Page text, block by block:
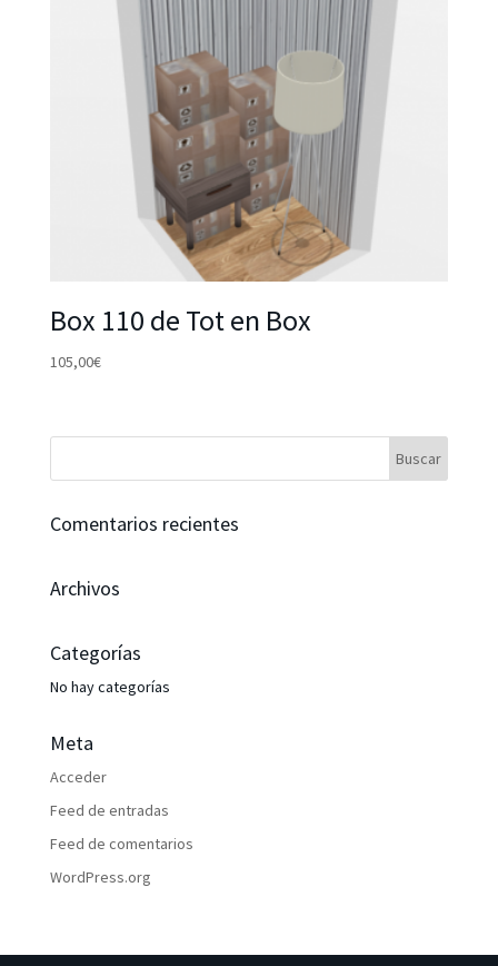
Box 110 de Tot en Box
105,00€
Comentarios recientes
Archivos
Categorías
No hay categorías
Meta
Acceder
Feed de entradas
Feed de comentarios
WordPress.org